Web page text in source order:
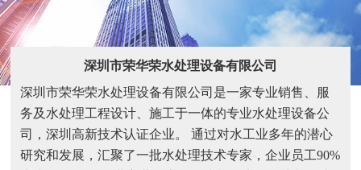
深圳市荣华荣水处理设备有限公司
深圳市荣华荣水处理设备有限公司是一家专业销售、服
务及水处理工程设计、施工于一体的专业水处理设备公
司，深圳高新技术认证企业。 通过对水工业多年的潜心
研究和发展，汇聚了一批水处理技术专家，企业员工90%